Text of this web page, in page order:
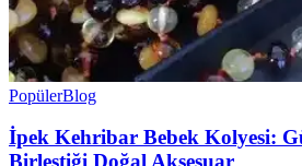
PopülerBlog
İpek Kehribar Bebek Kolyesi:
Birleştiği Doğal Aksesuar